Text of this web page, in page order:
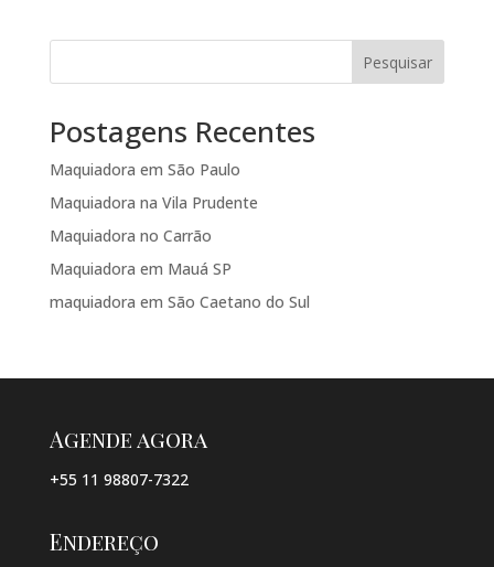
Pesquisar
Postagens Recentes
Maquiadora em São Paulo
Maquiadora na Vila Prudente
Maquiadora no Carrão
Maquiadora em Mauá SP
maquiadora em São Caetano do Sul
Agende agora
+55 11 98807-7322
Endereço